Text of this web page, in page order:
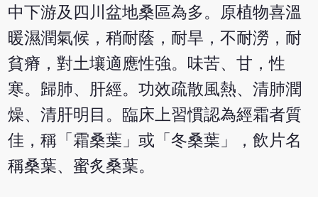
中下游及四川盆地桑區為多。原植物喜溫
暖濕潤氣候，稍耐蔭，耐旱，不耐澇，耐
貧瘠，對土壤適應性強。味苦、甘，性
寒。歸肺、肝經。功效疏散風熱、清肺潤
燥、清肝明目。臨床上習慣認為經霜者質
佳，稱「霜桑葉」或「冬桑葉」，飲片名
稱桑葉、蜜炙桑葉。